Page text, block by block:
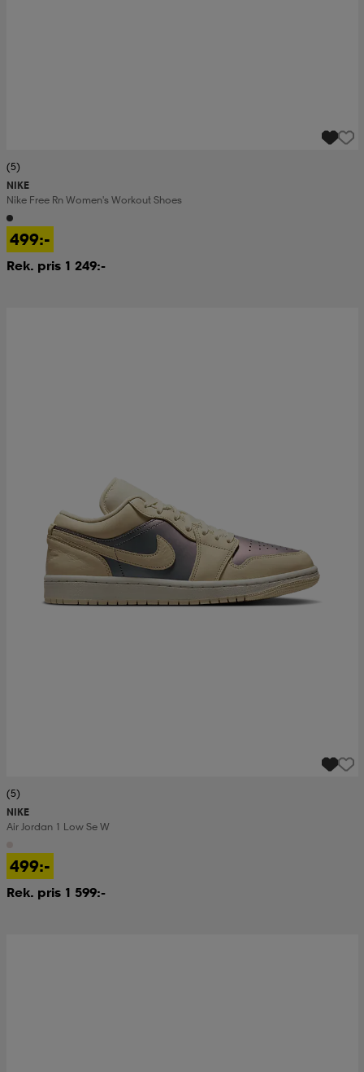
(5)
NIKE
Nike Free Rn Women's Workout Shoes
499:-
Rek. pris 1 249:-
(5)
NIKE
Air Jordan 1 Low Se W
499:-
Rek. pris 1 599:-